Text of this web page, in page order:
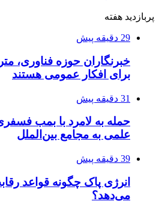
پربازدید هفته
29 دقیقه پیش
خبرنگاران حوزه فناوری،
برای افکار عمومی هستند
31 دقیقه پیش
حمله به لامرد با بمب
علمی به مجامع بین‌الملل
39 دقیقه پیش
انرژی پاک چگونه قواعد
می‌دهد؟